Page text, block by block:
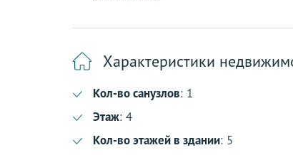
Характеристики
Кол-во санузлов: 1
Этаж: 4
Кол-во этажей в здании: 5